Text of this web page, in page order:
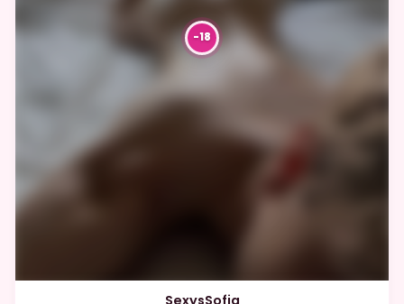
SexysSofia